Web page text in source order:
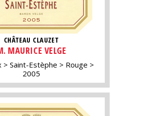
CHÂTEAU CLAUZET
MAURICE VELGE
Saint-Estèphe
Rouge
2005